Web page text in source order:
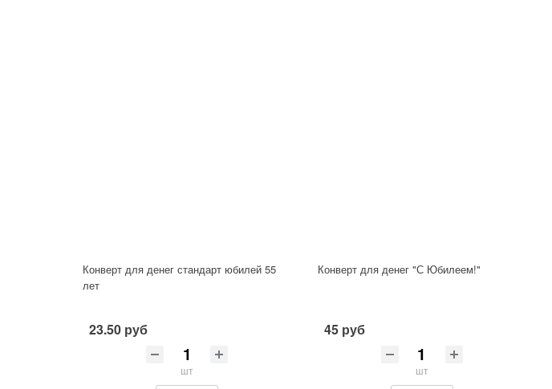
Конверт для денег стандарт юбилей 55
лет
23.50 руб
шт
Конверт для денег "С Юбилеем!"
45 руб
шт